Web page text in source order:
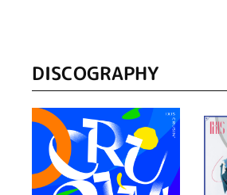
DISCOGRAPHY